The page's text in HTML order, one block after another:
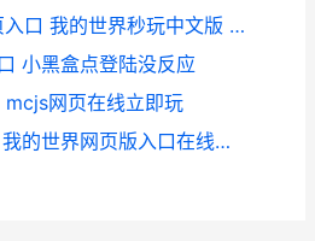
mc.js游戏不收费网页入口 我的世界秒玩中文版 我的世界js最新版免费
小黑盒点登陆没反应
网页在线立即玩
我的世界网页版大厅 我的世界网页版入口在线玩免费